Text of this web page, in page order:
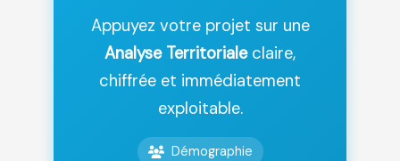
Appuyez votre projet sur une
Analyse Territorialeclaire,
chiffrée et immédiatement
exploitable.
Démographie